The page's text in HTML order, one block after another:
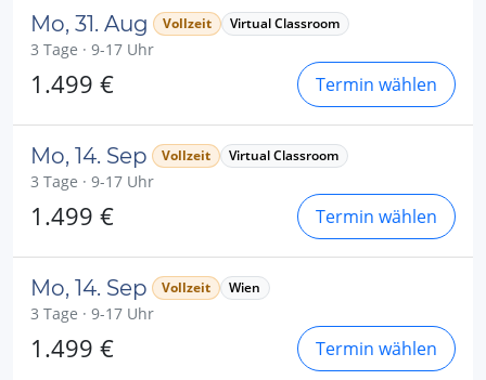
Mo, 31. Aug Vollzeit Virtual Classroom
3 Tage · 9-17 Uhr
1.499 € Termin wählen
Mo, 14. Sep Vollzeit Virtual Classroom
3 Tage · 9-17 Uhr
1.499 € Termin wählen
Mo, 14. Sep Vollzeit Wien
3 Tage · 9-17 Uhr
1.499 € Termin wählen